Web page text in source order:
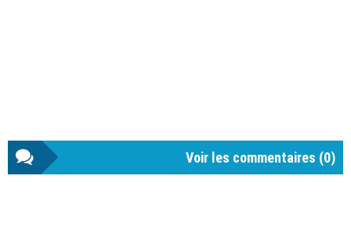
Voir les commentaires (0)